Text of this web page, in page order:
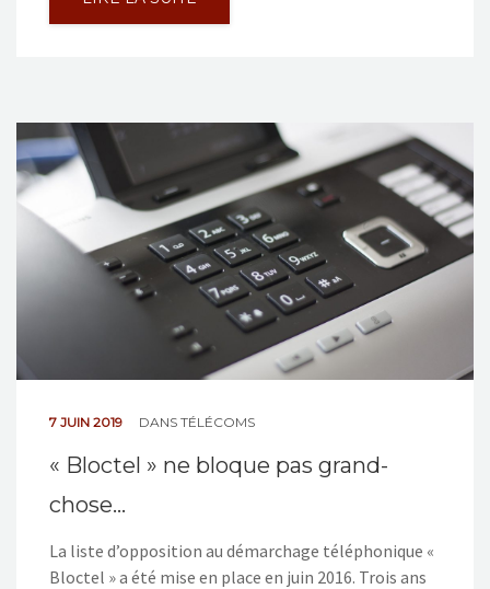
7 JUIN 2019 DANS TÉLÉCOMS
« Bloctel » ne bloque pas grand-
chose…
La liste d’opposition au démarchage téléphonique «
Bloctel » a été mise en place en juin 2016. Trois ans